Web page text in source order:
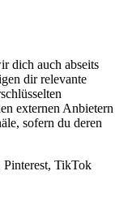
dich auch abseits
dir relevante
externen Anbietern
sofern du deren
TikTok